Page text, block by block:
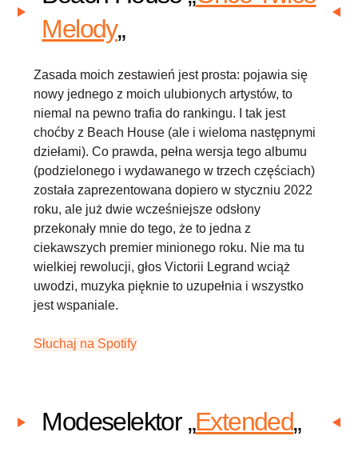
Melody„
Zasada moich zestawień jest prosta: pojawia się
nowy jednego z moich ulubionych artystów, to
niemal na pewno trafia do rankingu. I tak jest
choćby z Beach House (ale i wieloma następnymi
dziełami). Co prawda, pełna wersja tego albumu
(podzielonego i wydawanego w trzech częściach)
została zaprezentowana dopiero w styczniu 2022
roku, ale już dwie wcześniejsze odsłony
przekonały mnie do tego, że to jedna z
ciekawszych premier minionego roku. Nie ma tu
wielkiej rewolucji, głos Victorii Legrand wciąż
uwodzi, muzyka pięknie to uzupełnia i wszystko
jest wspaniale.
Słuchaj na Spotify
Modeselektor „Extended„